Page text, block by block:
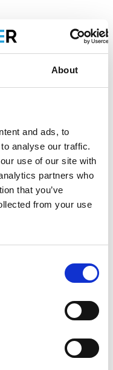
About
and ads, to
analyse our traffic.
use of our site with
partners who
that you’ve
from your use
offerte
producten
90x250
is ideaal voor
rolsteiger eenvoudig
optimale stabiliteit en